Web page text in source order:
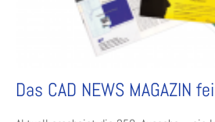
Das CAD NEWS MAGAZIN